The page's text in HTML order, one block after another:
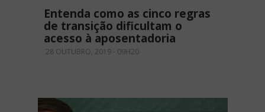
Entenda como as cinco regras
de transição dificultam o
acesso à aposentadoria
28 OUTUBRO, 2019 - 09H20